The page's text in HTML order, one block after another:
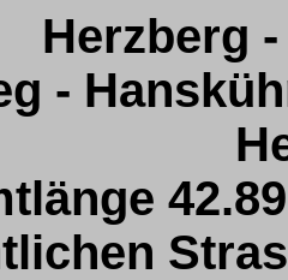
Herzberg -
-